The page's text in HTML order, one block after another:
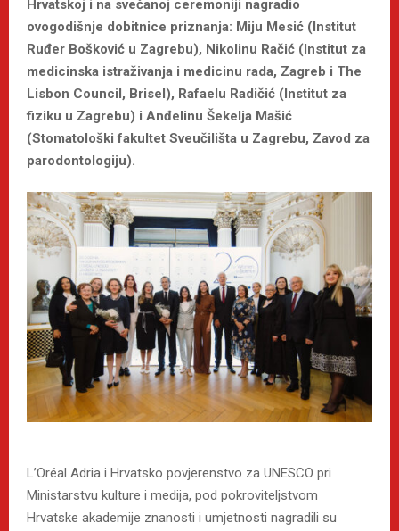
Hrvatskoj i na svečanoj ceremoniji nagradio
ovogodišnje dobitnice priznanja: Miju Mesić (Institut
Ruđer Bošković u Zagrebu), Nikolinu Račić (Institut za
medicinska istraživanja i medicinu rada, Zagreb i The
Lisbon Council, Brisel), Rafaelu Radičić (Institut za
fiziku u Zagrebu) i Anđelinu Šekelja Mašić
(Stomatološki fakultet Sveučilišta u Zagrebu, Zavod za
parodontologiju).
L’Oréal Adria i Hrvatsko povjerenstvo za UNESCO pri
Ministarstvu kulture i medija, pod pokroviteljstvom
Hrvatske akademije znanosti i umjetnosti nagradili su